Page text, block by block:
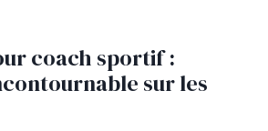
coach sportif :
sur les